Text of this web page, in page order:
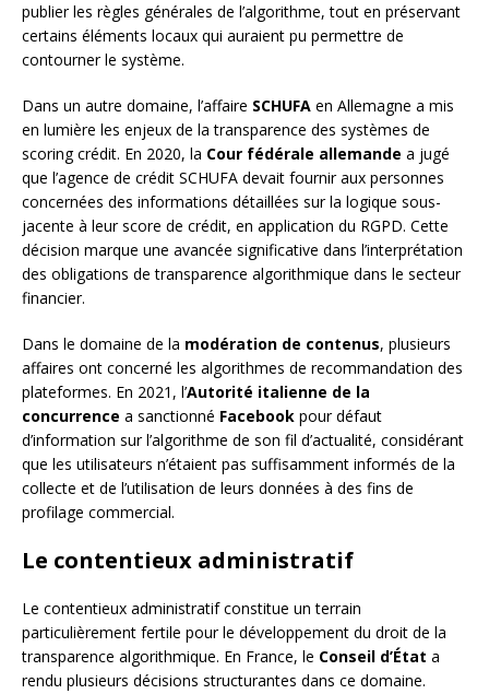
publier les règles générales de l’algorithme, tout en préservant
certains éléments locaux qui auraient pu permettre de
contourner le système.
Dans un autre domaine, l’affaire SCHUFA en Allemagne a mis
en lumière les enjeux de la transparence des systèmes de
scoring crédit. En 2020, la Cour fédérale allemande a jugé
que l’agence de crédit SCHUFA devait fournir aux personnes
concernées des informations détaillées sur la logique sous-
jacente à leur score de crédit, en application du RGPD. Cette
décision marque une avancée significative dans l’interprétation
des obligations de transparence algorithmique dans le secteur
financier.
Dans le domaine de la modération de contenus, plusieurs
affaires ont concerné les algorithmes de recommandation des
plateformes. En 2021, l’Autorité italienne de la
concurrence a sanctionné Facebook pour défaut
d’information sur l’algorithme de son fil d’actualité, considérant
que les utilisateurs n’étaient pas suffisamment informés de la
collecte et de l’utilisation de leurs données à des fins de
profilage commercial.
Le contentieux administratif
Le contentieux administratif constitue un terrain
particulièrement fertile pour le développement du droit de la
transparence algorithmique. En France, le Conseil d’État a
rendu plusieurs décisions structurantes dans ce domaine.